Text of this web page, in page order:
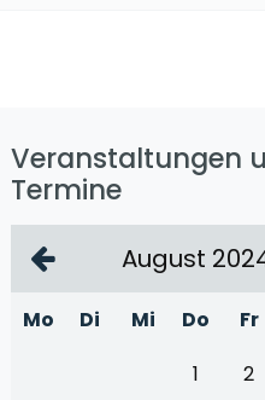
Veranstaltungen
Termine
August
Mo Di Mi Do Fr
1
2